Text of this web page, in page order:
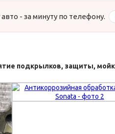
- за минуту по телефону.
подкрылков, защиты,